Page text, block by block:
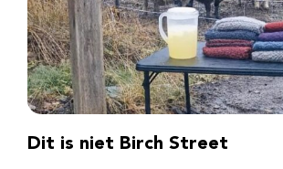
Dit is niet Birch Street